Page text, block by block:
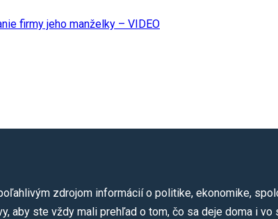
zdrojom informácií o politike, ekonomike,
aby ste vždy mali prehľad o tom, čo sa deje doma i vo